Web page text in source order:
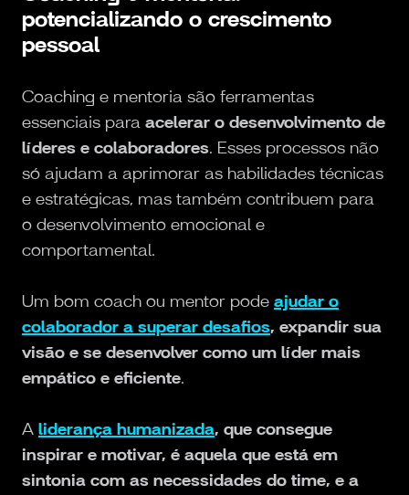
potencializando o crescimento
pessoal
Coaching e mentoria são ferramentas
essenciais para acelerar o desenvolvimento de
líderes e colaboradores. Esses processos não
só ajudam a aprimorar as habilidades técnicas
e estratégicas, mas também contribuem para
o desenvolvimento emocional e
comportamental.
Um bom coach ou mentor pode ajudar o
colaborador a superar desafios, expandir sua
visão e se desenvolver como um líder mais
empático e eficiente.
A liderança humanizada, que consegue
inspirar e motivar, é aquela que está em
sintonia com as necessidades do time, e a